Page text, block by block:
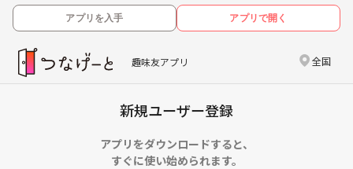
アプリを入手 アプリで開く
趣味友アプリ 全国
新規ユーザー登録
アプリをダウンロードすると、
すぐに使い始められます。